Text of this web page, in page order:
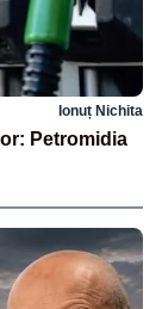
Ionuț Nichita
Petromidia